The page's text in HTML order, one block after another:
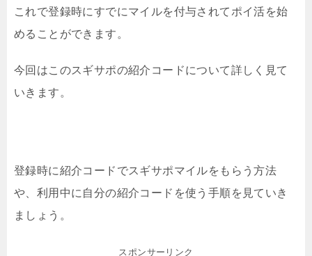
これで登録時にすでにマイルを付与されてポイ活を始
めることができます。
今回はこのスギサポの紹介コードについて詳しく見て
いきます。
登録時に紹介コードでスギサポマイルをもらう方法
や、利用中に自分の紹介コードを使う手順を見ていき
ましょう。
スポンサーリンク